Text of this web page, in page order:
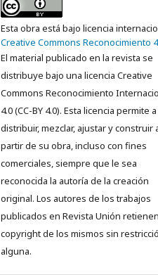
Esta obra está bajo licencia
Creative Commons Reconocimiento
El material publicado en la revista se
distribuye bajo una licencia Creative
Commons Reconocimiento
4.0 (CC-BY 4.0). Esta licencia permite
distribuir, mezclar, ajustar y construir
partir de su obra, incluso con fines
comerciales, siempre que le sea
reconocida la autoría de la creación
original. Los autores de los trabajos
publicados en Revista Unión
copyright de los mismos sin
alguna.